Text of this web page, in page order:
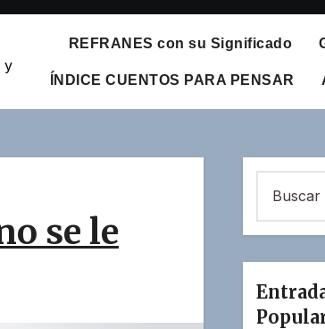
y
REFRANES con su Significado
ÍNDICE CUENTOS PARA PENSAR
se le